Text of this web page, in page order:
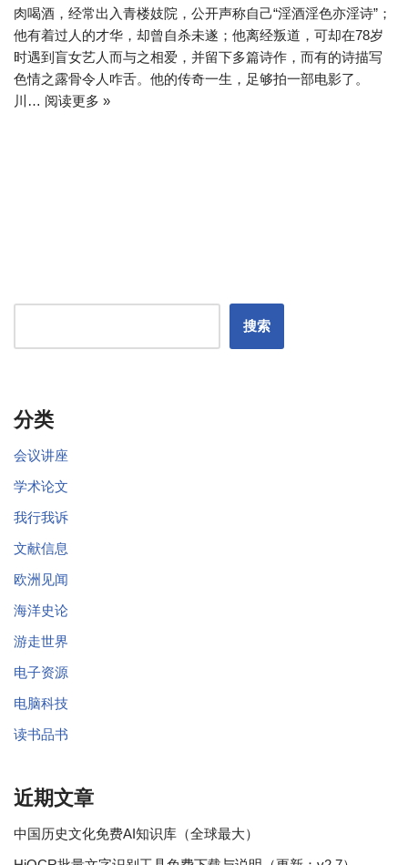
肉喝酒，经常出入青楼妓院，公开声称自己“淫酒淫色亦淫诗”；
他有着过人的才华，却曾自杀未遂；他离经叛道，可却在78岁
时遇到盲女艺人而与之相爱，并留下多篇诗作，而有的诗描写
色情之露骨令人咋舌。他的传奇一生，足够拍一部电影了。
川… 阅读更多 »
搜索
分类
会议讲座
学术论文
我行我诉
文献信息
欧洲见闻
海洋史论
游走世界
电子资源
电脑科技
读书品书
近期文章
中国历史文化免费AI知识库（全球最大）